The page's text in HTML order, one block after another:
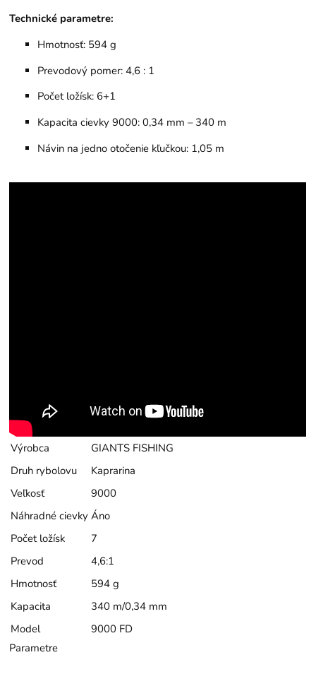
Technické parametre:
Hmotnosť: 594 g
Prevodový pomer: 4,6 : 1
Počet ložísk: 6+1
Kapacita cievky 9000: 0,34 mm – 340 m
Návin na jedno otočenie kľučkou: 1,05 m
Výrobca
GIANTS FISHING
Druh rybolovu
Kaprarina
Veľkosť
9000
Náhradné cievky Áno
Počet ložísk
7
Prevod
4,6:1
Hmotnosť
594 g
Kapacita
340 m/0,34 mm
Model
9000 FD
Parametre